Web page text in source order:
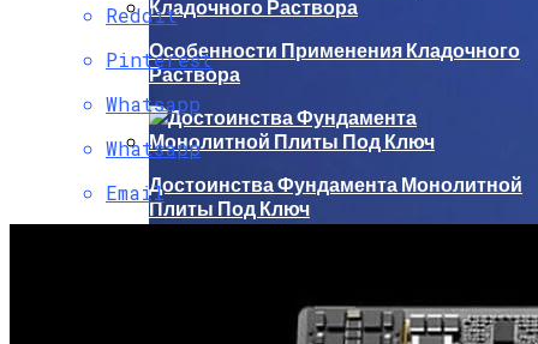
Особенности Применения Кладочного
Раствора
Достоинства Фундамента Монолитной
Плиты Под Ключ
В Чем Достоинства Монтажного
Reddit
Pinterest
Whatsapp
Whatsapp
Email